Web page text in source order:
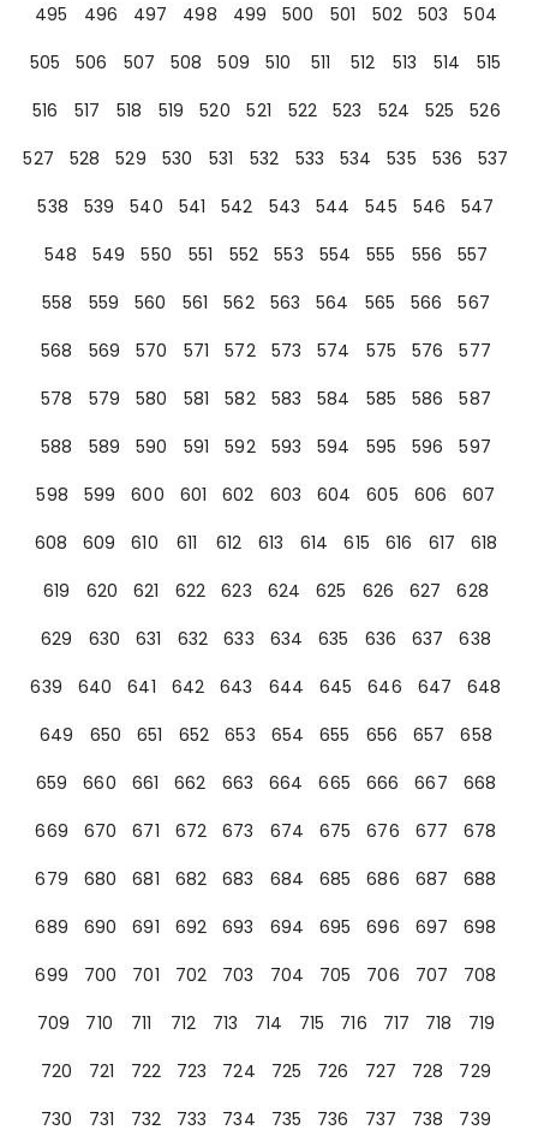
495
496 497 498 499 500 501 502 503
504
505
506 507 508 509 510 511 512 513 514
515
516
517 518 519 520 521 522 523 524 525
526
527
528 529 530 531 532 533 534 535 536
537
538
539 540 541 542 543 544 545 546
547
548
549 550 551 552 553 554 555 556
557
558
559 560 561 562 563 564 565 566
567
568
569 570 571 572 573 574 575 576
577
578
579 580 581 582 583 584 585 586
587
588
589 590 591 592 593 594 595 596
597
598
599 600 601 602 603 604 605 606
607
608
609 610 611 612 613 614 615 616 617
618
619
620 621 622 623 624 625 626 627
628
629
630 631 632 633 634 635 636 637
638
639
640 641 642 643 644 645 646 647
648
649
650 651 652 653 654 655 656 657
658
659
660 661 662 663 664 665 666 667
668
669
670 671 672 673 674 675 676 677
678
679
680 681 682 683 684 685 686 687
688
689
690 691 692 693 694 695 696 697
698
699
700 701 702 703 704 705 706 707
708
709
710 711 712 713 714 715 716 717 718
719
720
721 722 723 724 725 726 727 728
729
730
731 732 733 734 735 736 737 738
739